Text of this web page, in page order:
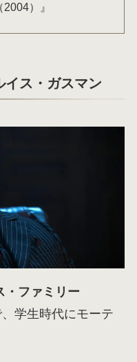
）』
イス・ガスマン
・ファミリー
学生時代にモーテ